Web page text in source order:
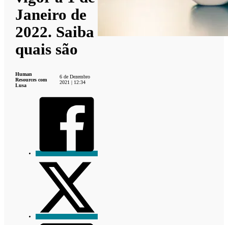
Janeiro de
2022. Saiba
quais são
Human
Resources com
Lusa
6 de Dezembro
2021 | 12:34